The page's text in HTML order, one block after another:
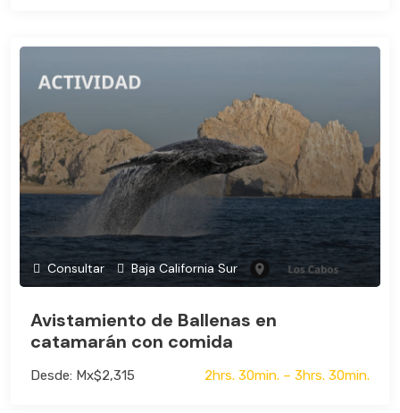
Consultar Baja California Sur
Avistamiento de Ballenas en
catamarán con comida
Desde: Mx$2,315 2hrs. 30min. – 3hrs. 30min.